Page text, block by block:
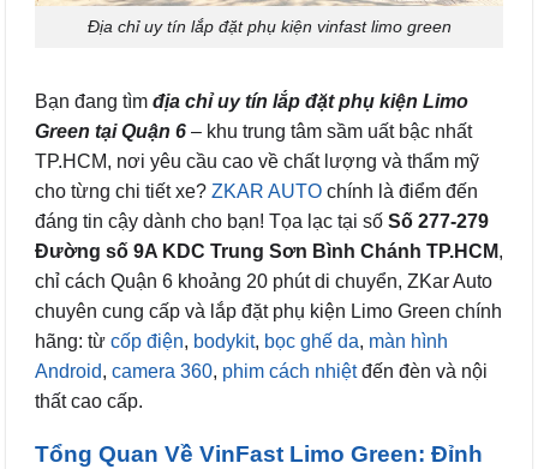
Địa chỉ uy tín lắp đặt phụ kiện vinfast limo green
Bạn đang tìm địa chỉ uy tín lắp đặt phụ kiện Limo
Green tại Quận 6 – khu trung tâm sầm uất bậc nhất
TP.HCM, nơi yêu cầu cao về chất lượng và thẩm mỹ
cho từng chi tiết xe? ZKAR AUTO chính là điểm đến
đáng tin cậy dành cho bạn! Tọa lạc tại số Số 277-279
Đường số 9A KDC Trung Sơn Bình Chánh TP.HCM,
chỉ cách Quận 6 khoảng 20 phút di chuyển, ZKar Auto
chuyên cung cấp và lắp đặt phụ kiện Limo Green chính
hãng: từ cốp điện, bodykit, bọc ghế da, màn hình
Android, camera 360, phim cách nhiệtđến đèn và nội
thất cao cấp.
Tổng Quan Về VinFast Limo Green: Đỉnh